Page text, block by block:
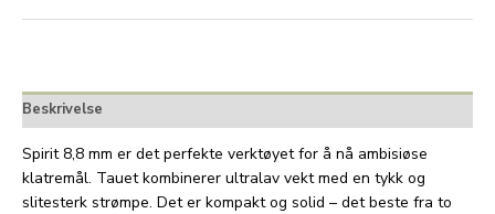
Beskrivelse
Spirit 8,8 mm er det perfekte verktøyet for å nå ambisiøse
klatremål. Tauet kombinerer ultralav vekt med en tykk og
slitesterk strømpe. Det er kompakt og solid – det beste fra to